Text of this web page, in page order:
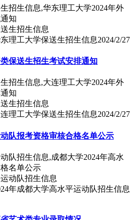
招生信息,华东理工大学2024年外
知
理工大学保送生招生信息2024/2/27
保送生招生考试安排通知
招生信息,大连理工大学2024年外
知
理工大学保送生招生信息2024/2/27
队报考资格审核合格名单公示
队招生信息,成都大学2024年高水
名单公示
年成都大学高水平运动队招生信息